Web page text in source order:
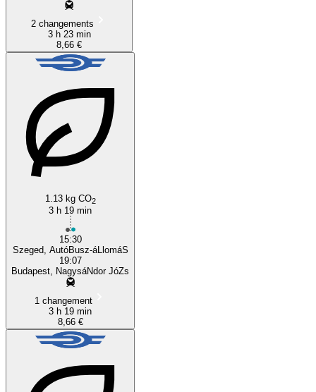
2 changements
3 h 23 min
8,66 €
1.13 kg CO2
3 h 19 min
15:30
Szeged, AutóBusz-áLlomáS
19:07
Budapest, NagysáNdor JóZs
1 changement
3 h 19 min
8,66 €